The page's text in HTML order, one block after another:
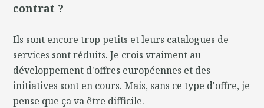
contrat ?
Ils sont encore trop petits et leurs catalogues de
services sont réduits. Je crois vraiment au
développement d'offres européennes et des
initiatives sont en cours. Mais, sans ce type d'offre, je
pense que ça va être difficile.